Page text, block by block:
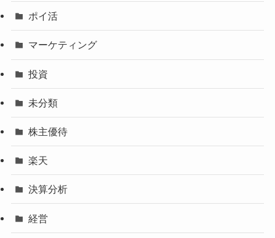
ポイ活
マーケティング
投資
未分類
株主優待
楽天
決算分析
経営